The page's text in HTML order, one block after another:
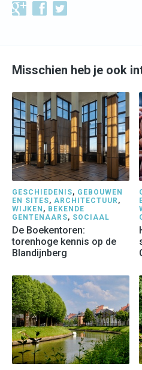
Misschien heb je ook
GESCHIEDENIS, GEBOUWEN
EN SITES, ARCHITECTUUR ,
WIJKEN , BEKENDE
GENTENAARS, SOCIAAL
De Boekentoren:
torenhoge kennis op de
Blandijnberg